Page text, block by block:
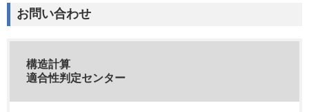
お問い合わせ
構造計算
適合性判定センター